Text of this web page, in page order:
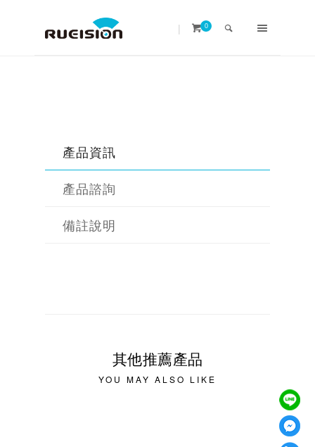
| 0
產品資訊
產品諮詢
備註說明
其他推薦產品
YOU MAY ALSO LIKE